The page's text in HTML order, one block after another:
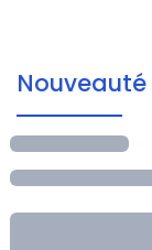
Nouveauté